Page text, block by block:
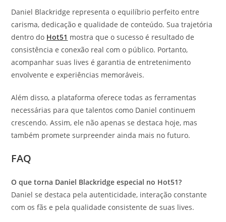
Daniel Blackridge representa o equilíbrio perfeito entre
carisma, dedicação e qualidade de conteúdo. Sua trajetória
dentro do Hot51 mostra que o sucesso é resultado de
consistência e conexão real com o público. Portanto,
acompanhar suas lives é garantia de entretenimento
envolvente e experiências memoráveis.
Além disso, a plataforma oferece todas as ferramentas
necessárias para que talentos como Daniel continuem
crescendo. Assim, ele não apenas se destaca hoje, mas
também promete surpreender ainda mais no futuro.
FAQ
O que torna Daniel Blackridge especial no Hot51?
Daniel se destaca pela autenticidade, interação constante
com os fãs e pela qualidade consistente de suas lives.